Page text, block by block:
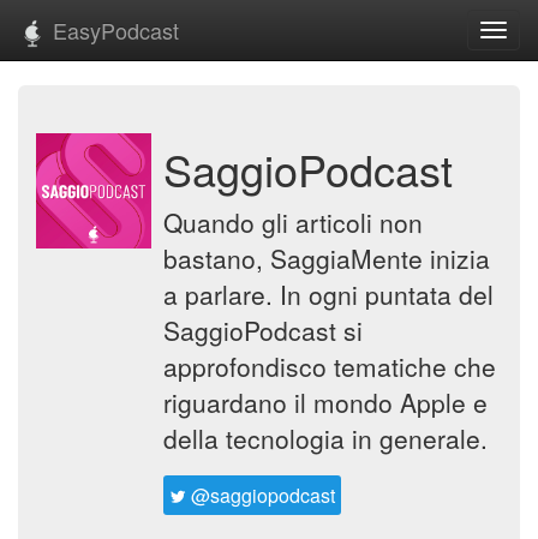
EasyPodcast
SaggioPodcast
Quando gli articoli non
bastano, SaggiaMente inizia
a parlare. In ogni puntata del
SaggioPodcast si
approfondisco tematiche che
riguardano il mondo Apple e
della tecnologia in generale.
@saggiopodcast